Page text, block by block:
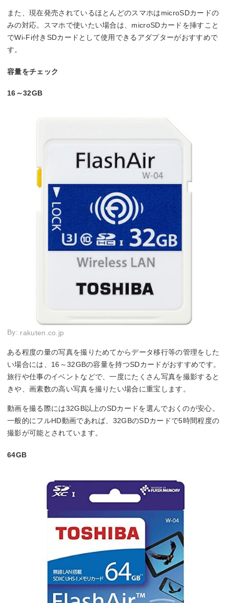
また、現在発売されているほとんどのスマホはmicroSDカードの
みの対応。スマホで使いたい場合は、microSDカードを挿すこと
でWi-Fi付きSDカードとして使用できるアダプターがおすすめで
す。
容量をチェック
16～32GB
By: rakuten.co.jp
ある程度の量の写真を撮りためてからデータ移行等の管理をした
い場合には、16～32GBの容量を持つSDカードがおすすめです。
旅行や仕事のイベントなどで、一度にたくさん写真を撮影すると
きや、画素数の高い写真を撮りたい場合に重宝します。
動画を撮る際には32GB以上のSDカードを選んでおくのが安心。
一般的にフルHD動画であれば、32GBのSDカードで5時間程度の
撮影が可能とされています。
64GB